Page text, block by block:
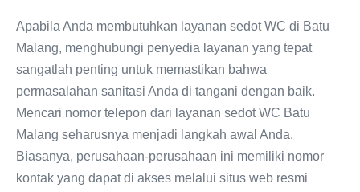
Apabila Anda membutuhkan layanan sedot WC di Batu
Malang, menghubungi penyedia layanan yang tepat
sangatlah penting untuk memastikan bahwa
permasalahan sanitasi Anda di tangani dengan baik.
Mencari nomor telepon dari layanan sedot WC Batu
Malang seharusnya menjadi langkah awal Anda.
Biasanya, perusahaan-perusahaan ini memiliki nomor
kontak yang dapat di akses melalui situs web resmi